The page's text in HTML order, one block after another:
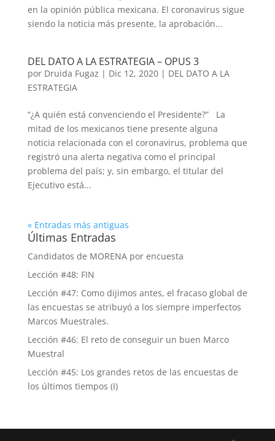
en la opinión pública mexicana. El coronavirus sigue
siendo la noticia más presente, la aprobación...
DEL DATO A LA ESTRATEGIA – OPUS 3
por Druida Fugaz | Dic 12, 2020| DEL DATO A LA
ESTRATEGIA
“¿A quién está convenciendo el Presidente?” La
mitad de los mexicanos tiene presente alguna
noticia relacionada con el coronavirus, problema que
registró una alerta negativa como el principal
problema del país; y, sin embargo, el titular del
Ejecutivo está...
« Entradas más antiguas
Últimas Entradas
Candidatos de MORENA por encuesta
Lección #48: FIN
Lección #47: Como dijimos antes, el fracaso global de
las encuestas se atribuyó a los siempre imperfectos
Marcos Muestrales.
Lección #46: El reto de conseguir un buen Marco
Muestral
Lección #45: Los grandes retos de las encuestas de
los últimos tiempos (I)